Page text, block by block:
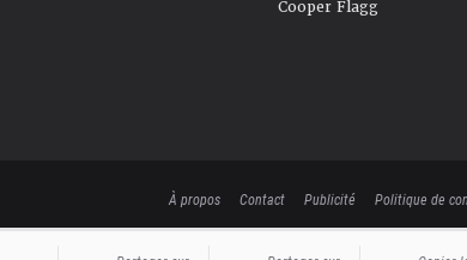
Cooper Flagg
À propos Contact Publicité Politique de